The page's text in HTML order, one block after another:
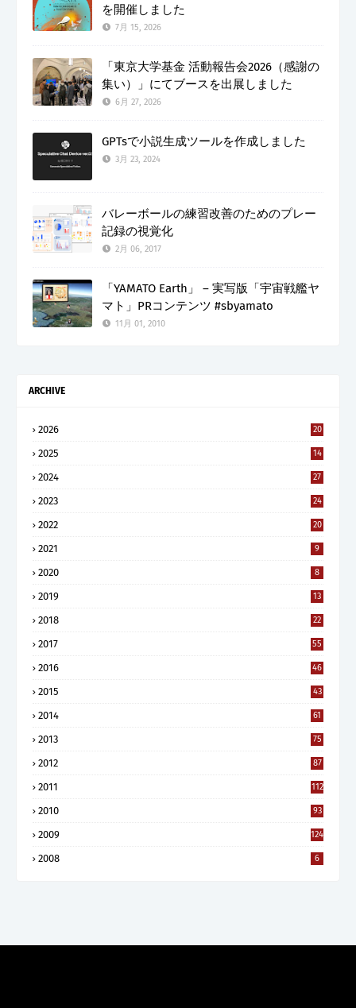
を開催しました
7月 15, 2026
「東京大学基金 活動報告会2026（感謝の
集い）」にてブースを出展しました
6月 27, 2026
GPTsで小説生成ツールを作成しました
3月 23, 2024
バレーボールの練習改善のためのプレー
記録の視覚化
2月 06, 2017
「YAMATO Earth」 – 実写版「宇宙戦艦ヤ
マト」PRコンテンツ #sbyamato
11月 01, 2010
ARCHIVE
2026 20
2025 14
2024 27
2023 24
2022 20
2021 9
2020 8
2019 13
2018 22
2017 55
2016 46
2015 43
2014 61
2013 75
2012 87
2011 112
2010 93
2009 124
2008 6